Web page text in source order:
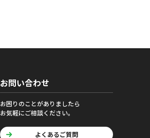
お問い合わせ
お困りのことがありましたら
お気軽にご相談ください。
よくあるご質問